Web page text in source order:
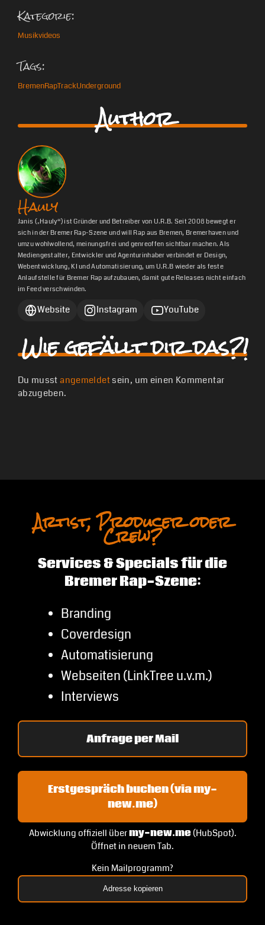
Kategorie:
Musikvideos
Tags:
BremenRapTrackUnderground
Author
Hauly
Janis („Hauly“) ist Gründer und Betreiber von U.R.B. Seit 2008 bewegt er
sich in der Bremer Rap-Szene und will Rap aus Bremen, Bremerhaven und
umzu wohlwollend, meinungsfrei und genreoffen sichtbar machen. Als
Mediengestalter, Entwickler und Agenturinhaber verbindet er Design,
Webentwicklung, KI und Automatisierung, um U.R.B wieder als feste
Anlaufstelle für Bremer Rap aufzubauen, damit gute Releases nicht einfach
im Feed verschwinden.
Website Instagram YouTube
Wie gefällt dir das?!
Du musstangemeldetsein, um einen Kommentar
abzugeben.
Artist, Producer oder
Crew?
Services & Specials für die
Bremer Rap-Szene:
Branding
Coverdesign
Automatisierung
Webseiten (LinkTree u.v.m.)
Interviews
Anfrage per Mail
Erstgespräch buchen (via my-
new.me)
Abwicklung offiziell übermy-new.me(HubSpot).
Öffnet in neuem Tab.
Kein Mailprogramm?
Adresse kopieren